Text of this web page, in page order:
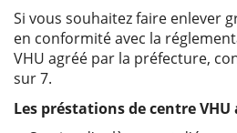
Si vous souhaitez faire enlever
en conformité avec la
VHU agréé par la préfecture,
sur 7.
Les préstations de centre